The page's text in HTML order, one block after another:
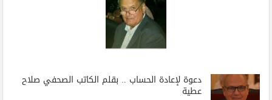
دعوة لإعادة الحساب .. بقلم الكاتب الصحفي صلاح
عطية